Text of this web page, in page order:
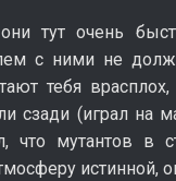
тут очень
с ними не
тебя
сзади (играл на
мутантов в
истинной,